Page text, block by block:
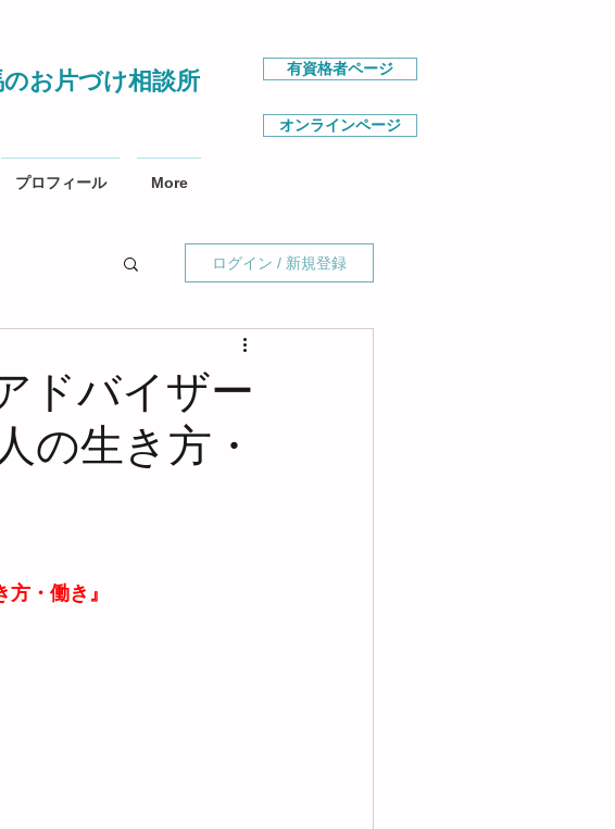
お片づけ相談所 有資格者ページ
オンラインページ
プロフィール More
ログイン / 新規登録
ドバイザー
の生き方・
・働き』